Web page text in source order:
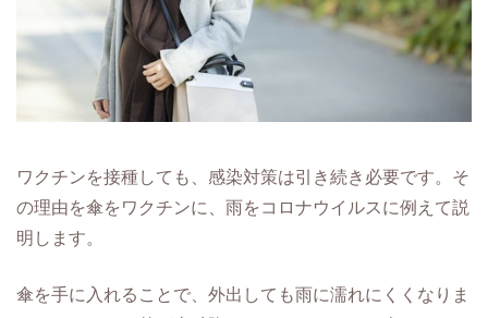
ワクチンを接種しても、感染対策は引き続き必要です。そ
の理由を傘をワクチンに、雨をコロナウイルスに例えて説
明します。
傘を手に入れることで、外出しても雨に濡れにくくなりま